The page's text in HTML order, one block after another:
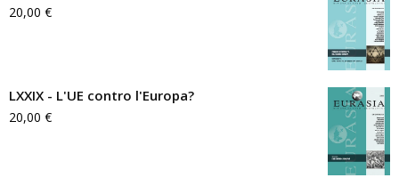
20,00 €
LXXIX - L'UE contro l'Europa?
20,00 €